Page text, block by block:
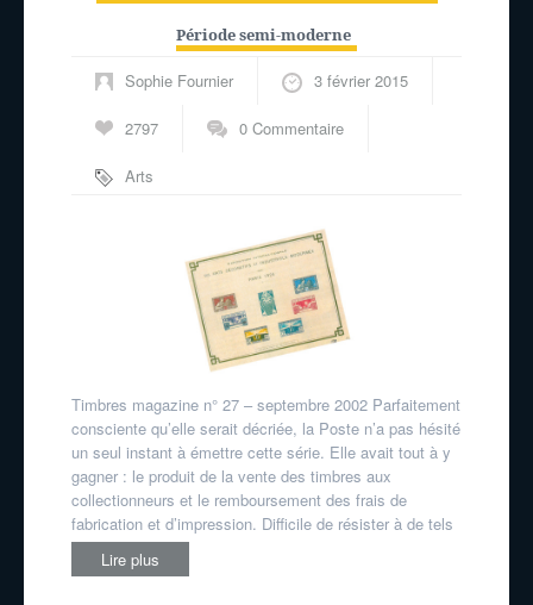
Période semi-moderne
Sophie Fournier 3 février 2015
2797 0 Commentaire
Arts
Timbres magazine n° 27 – septembre 2002 Parfaitement
consciente qu’elle serait décriée, la Poste n’a pas hésité
un seul instant à émettre cette série. Elle avait tout à y
gagner : le produit de la vente des timbres aux
collectionneurs et le remboursement des frais de
fabrication et d’impression. Difficile de résister à de tels
Lire plus